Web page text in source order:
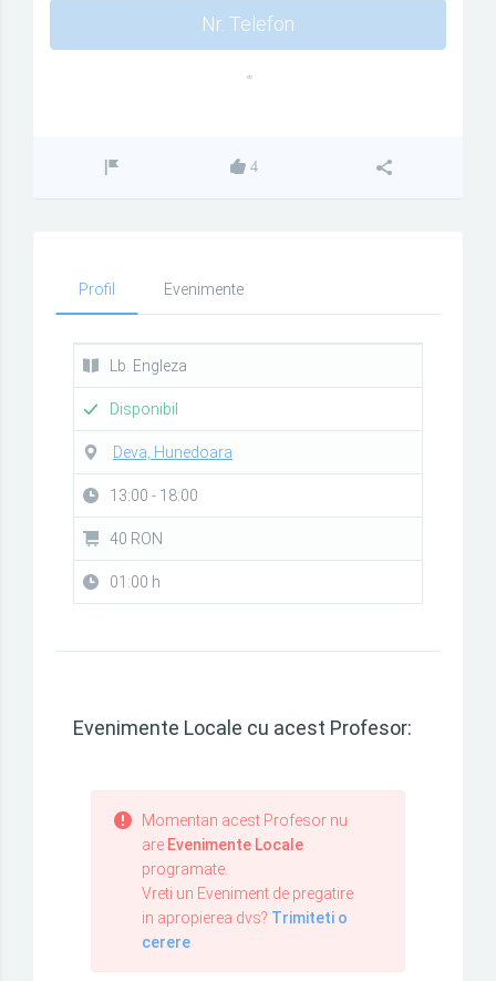
Nr. Telefon
""
4
Profil Evenimente
Lb. Engleza
Disponibil
Deva, Hunedoara
13:00 - 18:00
40 RON
01:00 h
Evenimente Locale cu acest Profesor:
Momentan acest Profesor nu
are Evenimente Locale
programate.
Vreti un Eveniment de pregatire
in apropierea dvs? Trimiteti o
cerere